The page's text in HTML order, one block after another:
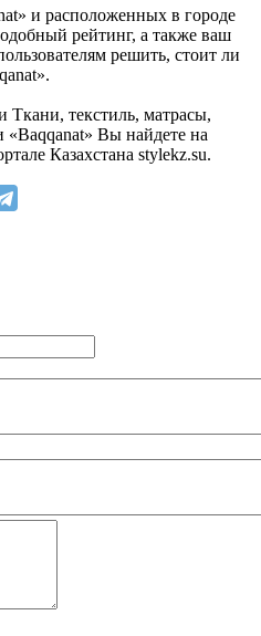
и расположенных в городе
рейтинг, а также ваш
решить, стоит ли
текстиль, матрасы,
Вы найдете на
Казахстана stylekz.su.